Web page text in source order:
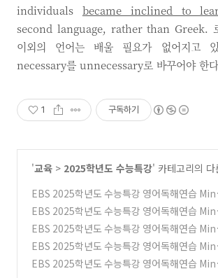
individuals became inclined to
second language, rather than Greek.
이외의 언어는 배울 필요가 없어지고
necessary를 unnecessary로 바꾸어야 한
1 구독하기
'교육 > 2025학년도 수능특강' 카테고리의 다
EBS 2025학년도 수능특강 영어독해연습 Mini
Test 2 무관한 문장~장문 1
(0)
EBS 2025학년도 수능특강 영어독해연습 Mini
Test 2 빈칸문제들 (0)
EBS 2025학년도 수능특강 영어독해연습 Mini
Test 1 글의 순서~장문 1 문제들
(0)
EBS 2025학년도 수능특강 영어독해연습 Mini
Test 1 빈칸문제들 (0)
EBS 2025학년도 수능특강 영어독해연습 Mini